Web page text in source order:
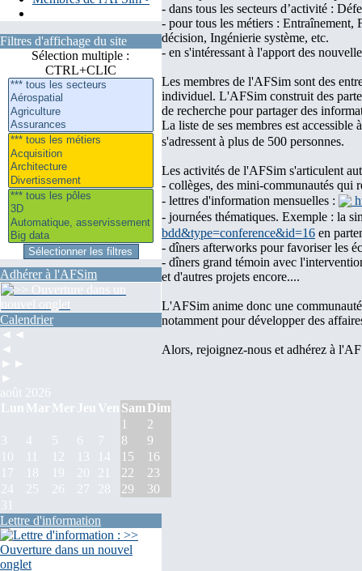
Filtres d'affichage du site
Sélection multiple :
CTRL+CLIC
Adhérer à l'AFSim
Calendrier
◄◄
◄
►►
►
août 2026
Lun Mar Mer Jeu Ven Sam Dim
1
2
3
4 5 6 7 8
9
10
11 12 13 14 15
16
17
18 19 20 21 22
23
24
25 26 27 28 29
30
31
Lettre d'information
- dans tous les secteurs d’activité :
- pour tous les métiers : Entraînement,
décision, Ingénierie système, etc.
- en s'intéressant à l'apport des
Les membres de l'AFSim sont des
individuel. L'AFSim construit des
de recherche pour partager des
La liste de ses membres est accessible
s'adressent à plus de 500 personnes.
Les activités de l'AFSim s'articulent
- collèges, des mini-communautés qui
- lettres d'information mensuelles :
- journées thématiques. Exemple : la
bdd&type=conference&id=16 en
- dîners afterworks pour favoriser les
- dîners grand témoin avec
et d'autres projets encore....
L'AFSim anime donc une
notamment pour développer des
Alors, rejoignez-nous et adhérez à